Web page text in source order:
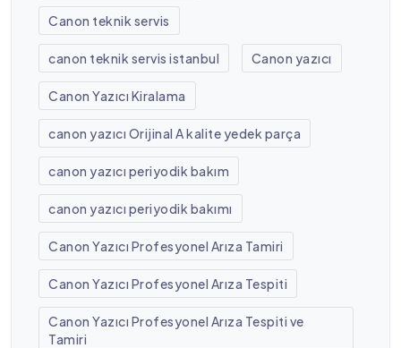
Canon teknik servis
canon teknik servis istanbul Canon yazıcı
Canon Yazıcı Kiralama
canon yazıcı Orijinal A kalite yedek parça
canon yazıcı periyodik bakım
canon yazıcı periyodik bakımı
Canon Yazıcı Profesyonel Arıza Tamiri
Canon Yazıcı Profesyonel Arıza Tespiti
Canon Yazıcı Profesyonel Arıza Tespiti ve
Tamiri